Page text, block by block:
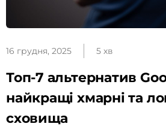
16 грудня, 2025 5 хв
Топ-7 альтернатив
найкращі хмарні та
сховища